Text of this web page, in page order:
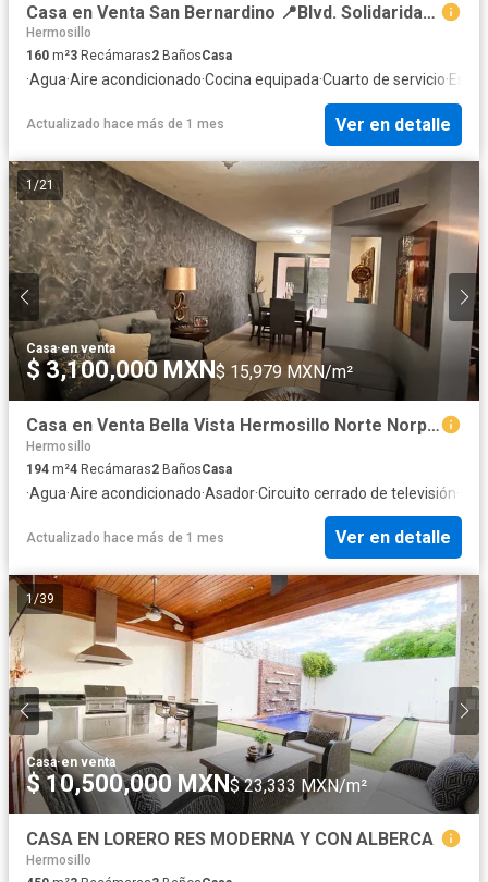
Casa en Venta San Bernardino 📍Blvd. Solidaridad y Blvd. Ignacio Salazar, norponiente
Hermosillo
160 m²3 Recámaras2 BañosCasa
·Agua·Aire acondicionado·Cocina equipada·Cuarto de servicio·
Actualizado hace más de 1 mes Ver en detalle
1/21
Casa·en venta
$ 3,100,000 MXN$ 15,979 MXN/m²
Casa en Venta Bella Vista Hermosillo Norte Norponiente 4 recamaras sobre Calle amplia
Hermosillo
194 m²4 Recámaras2 BañosCasa
·Agua·Aire acondicionado·Asador·Circuito cerrado de televisión
Actualizado hace más de 1 mes Ver en detalle
1/39
Casa·en venta
$ 10,500,000 MXN$ 23,333 MXN/m²
CASA EN LORERO RES MODERNA Y CON ALBERCA
Hermosillo